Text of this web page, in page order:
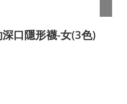
深口隱形襪-女(3色)